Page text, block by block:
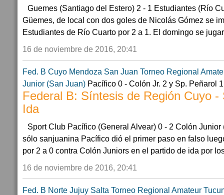
Guemes (Santiago del Estero) 2 - 1 Estudiantes (Río
Güemes, de local con dos goles de Nicolás Gómez se
Estudiantes de Río Cuarto por 2 a 1. El domingo se
16 de noviembre de 2016, 20:41
Fed. B Cuyo Mendoza San Juan Torneo Regional
Junior (San Juan) Pacífico 0 - Colón Jr. 2 y Sp. Peñarol
Federal B: Síntesis de Región Cuyo -
Ida
Sport Club Pacífico (General Alvear) 0 - 2 Colón
sólo sanjuanina Pacífico dió el primer paso en falso
por 2 a 0 contra Colón Juniors en el partido de ida por
16 de noviembre de 2016, 20:41
Fed. B Norte Jujuy Salta Torneo Regional Amateur